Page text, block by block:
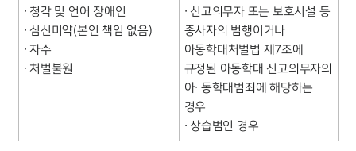
∙ 청각 및 언어 장애인
∙ 심신미약(본인 책임 없음)
∙ 자수
∙ 처벌불원
∙ 신고의무자 또는 보호시설 등
종사자의 범행이거나
아동학대처벌법 제7조에
규정된 아동학대 신고의무자의
아∙ 동학대범죄에 해당하는
경우
∙ 상습범인 경우